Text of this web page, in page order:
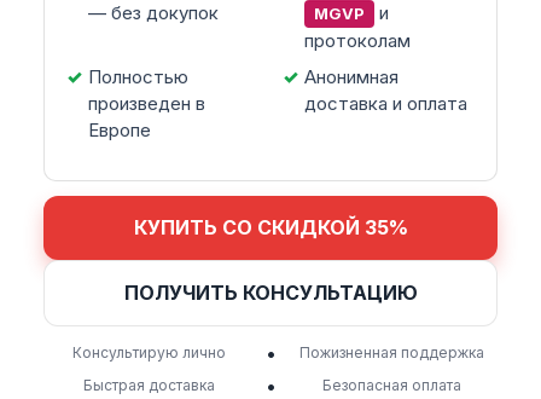
— без докупок
MGVP
и
протоколам
Полностью
произведен в
Европе
Анонимная
доставка и оплата
КУПИТЬ СО СКИДКОЙ 35%
ПОЛУЧИТЬ КОНСУЛЬТАЦИЮ
Консультирую лично •
Пожизненная поддержка
Быстрая доставка
• Безопасная оплата